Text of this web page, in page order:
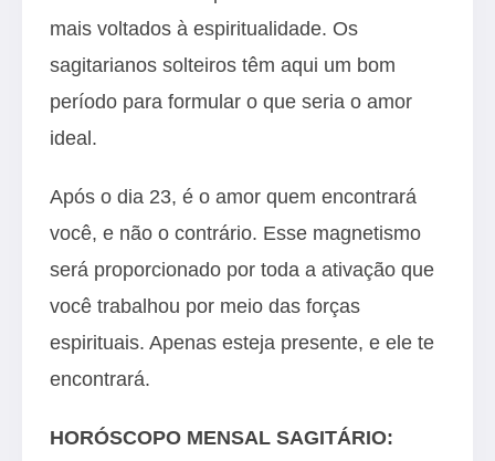
mais voltados à espiritualidade. Os
sagitarianos solteiros têm aqui um bom
período para formular o que seria o amor
ideal.
Após o dia 23, é o amor quem encontrará
você, e não o contrário. Esse magnetismo
será proporcionado por toda a ativação que
você trabalhou por meio das forças
espirituais. Apenas esteja presente, e ele te
encontrará.
HORÓSCOPO MENSAL SAGITÁRIO: